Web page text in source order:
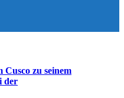
zu seinem
der